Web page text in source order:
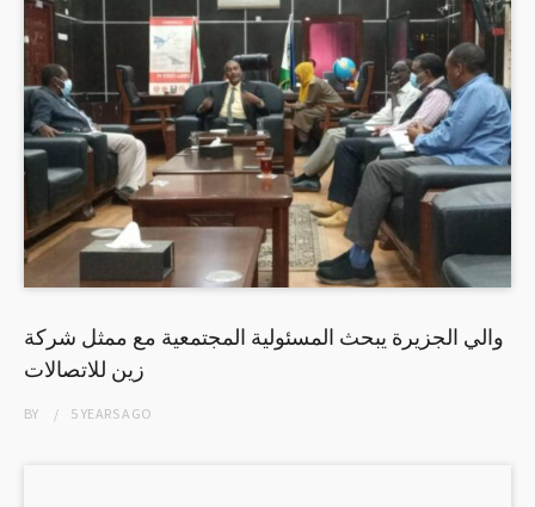
والي الجزيرة يبحث المسئولية المجتمعية مع ممثل شركة
زين للاتصالات
BY 5 YEARSAGO